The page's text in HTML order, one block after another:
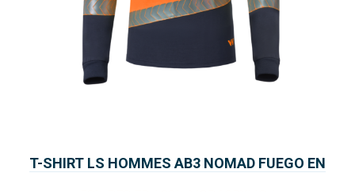
T-SHIRT LS HOMMES AB3 NOMAD FUEGO EN